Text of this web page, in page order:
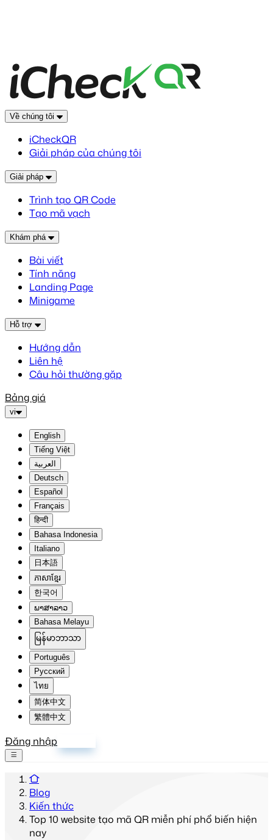
Về chúng tôi
iCheckQR
Giải pháp của chúng tôi
Giải pháp
Trình tạo QR Code
Tạo mã vạch
Khám phá
Bài viết
Tính năng
Landing Page
Minigame
Hỗ trợ
Hướng dẫn
Liên hệ
Câu hỏi thường gặp
Bảng giá
vi
English
Tiếng Việt
العربية
Deutsch
Español
Français
हिन्दी
Bahasa Indonesia
Italiano
日本語
ភាសាខ្មែរ
한국어
ພາສາລາວ
Bahasa Melayu
မြန်မာဘာသာ
Português
Русский
ไทย
简体中文
繁體中文
Đăng nhập
Blog
Kiến thức
Top 10 website tạo mã QR miễn phí phổ biến hiện
nay